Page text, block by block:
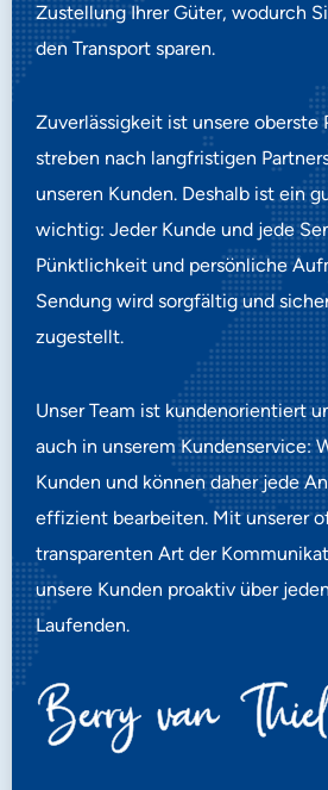
Zustellung Ihrer Güter, wodurch
den Transport sparen.
Zuverlässigkeit ist unsere oberste
streben nach langfristigen
unseren Kunden. Deshalb ist ein
wichtig: Jeder Kunde und jede
Pünktlichkeit und persönliche
Sendung wird sorgfältig und
zugestellt.
Unser Team ist kundenorientiert
auch in unserem Kundenservice:
Kunden und können daher jede
effizient bearbeiten. Mit unserer
transparenten Art der
unsere Kunden proaktiv über
Laufenden.